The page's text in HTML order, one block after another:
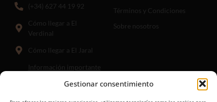
Gestionar consentimiento
(+34) 627 44 19 92
Cómo llegar a El
Verdinal
Cómo llegar a El Jaral
Información importante
punto hasta el que guía el
Términos y Condiciones
Sobre nosotros